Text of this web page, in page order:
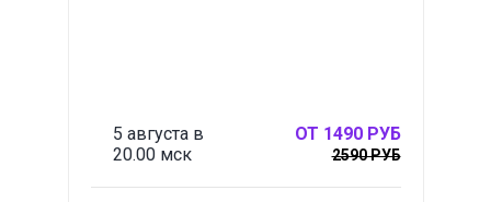
5 августа в
20.00 мск
ОТ 1490 РУБ
2590 РУБ